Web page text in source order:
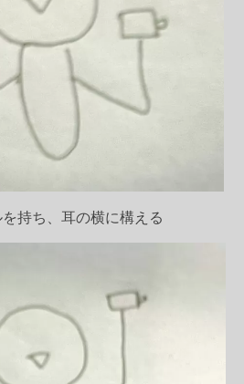
持ち、耳の横に構える